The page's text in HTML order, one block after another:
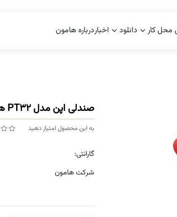
محل کار دانلود اخباردرباره هامون
صندلی اپن مدل PT32 هامون
به این محصول امتیاز دهید
گارانتی:
شرکت هامون